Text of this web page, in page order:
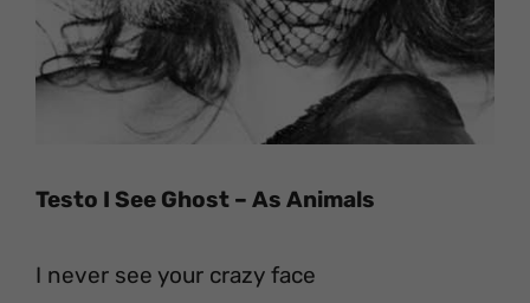
Testo I See Ghost – As Animals
I never see your crazy face